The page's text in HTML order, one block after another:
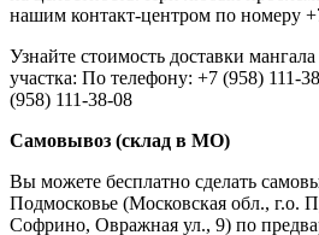
нашим контакт-центром по номеру
Узнайте стоимость доставки
участка: По телефону: +7 (958) 111-
(958) 111-38-08
Самовывоз (склад в МО)
Вы можете бесплатно сделать
Подмосковье (Московская обл., г.о.
Софрино, Овражная ул., 9) по